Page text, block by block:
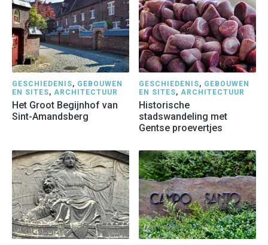
GESCHIEDENIS, GEBOUWEN
EN SITES, ARCHITECTUUR
Het Groot Begijnhof van
Sint-Amandsberg
GESCHIEDENIS, GEBOUWEN
EN SITES, ARCHITECTUUR
Historische
stadswandeling met
Gentse proevertjes